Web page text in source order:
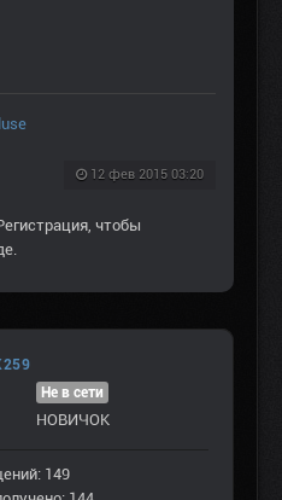
12 фев 2015 03:20
, чтобы
Не в сети
НОВИЧОК
149